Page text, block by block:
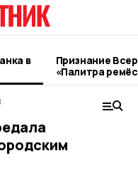
в
Признание
«Палитра
котовские